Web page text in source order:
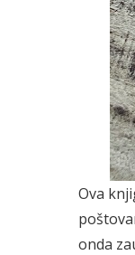
Ova
onda